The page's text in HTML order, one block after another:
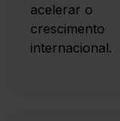
acelerar o
crescimento
internacional.